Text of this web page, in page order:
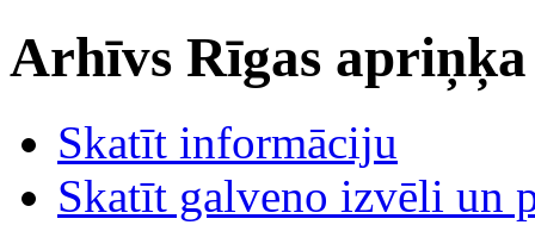
Arhīvs Rīgas
Skatīt informāciju
Skatīt galveno izvēli un